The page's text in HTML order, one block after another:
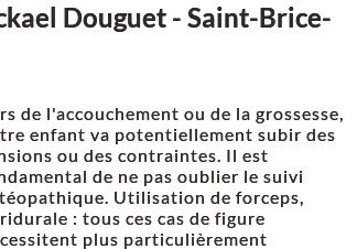
Douguet - Saint-Brice-
de l'accouchement ou de la grossesse,
enfant va potentiellement subir des
ou des contraintes. Il est
de ne pas oublier le suivi
Utilisation de forceps,
: tous ces cas de figure
plus particulièrement